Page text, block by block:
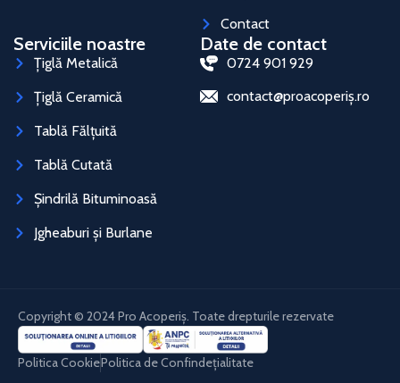
Contact
Serviciile noastre
Țiglă Metalică
Țiglă Ceramică
Tablă Fălțuită
Tablă Cutată
Șindrilă Bituminoasă
Jgheaburi și Burlane
Date de contact
0724 901 929
contact@proacoperiș.ro
Copyright © 2024 Pro Acoperiș. Toate drepturile rezervate
Politica CookiePolitica de Confindețialitate